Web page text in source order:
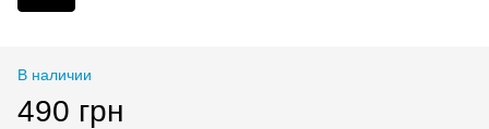
В наличии
490 грн